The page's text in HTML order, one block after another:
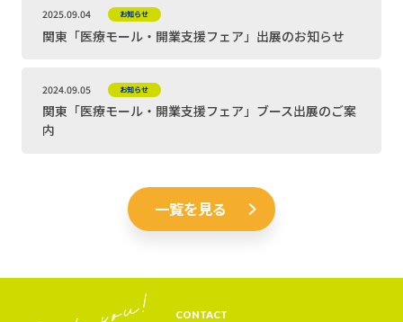
2025.09.04 お知らせ
関東「医療モール・開業支援フェア」出展のお知らせ
2024.09.05 お知らせ
関東「医療モール・開業支援フェア」ブース出展のご案
内
一覧を見る
CONTACT